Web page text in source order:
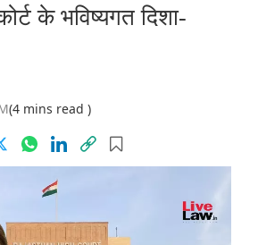
के भविष्यगत दिशा-
(4 mins read )